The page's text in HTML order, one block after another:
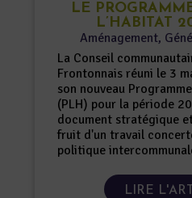
LE
L’HABITAT
Aménagement,
La Conseil
Frontonnais réuni le 3
son nouveau
(PLH) pour la période
document stratégique
fruit d'un travail
politique